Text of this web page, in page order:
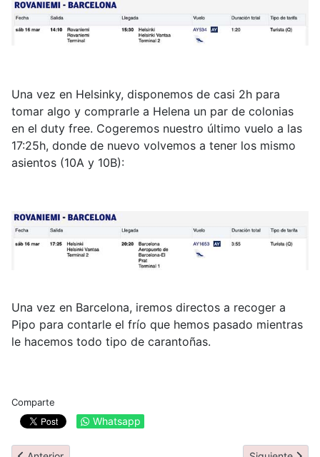
Una vez en Helsinky, disponemos de casi 2h para
tomar algo y comprarle a Helena un par de colonias
en el duty free. Cogeremos nuestro último vuelo a las
17:25h, donde de nuevo volvemos a tener los mismo
asientos (10A y 10B):
Una vez en Barcelona, iremos directos a recoger a
Pipo para contarle el frío que hemos pasado mientras
le hacemos todo tipo de carantoñas.
Comparte
Whatsapp